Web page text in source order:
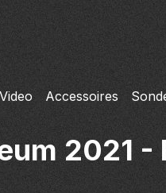
Accessoires
2021 -